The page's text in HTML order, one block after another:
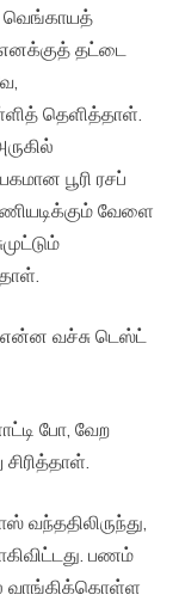
வெங்காயத்
எனக்குத் தட்டை
தெளித்தாள்.
பூரி ரசப்
வேளை
என்ன வச்சு டெஸ்ட்
போ, வேற
வந்ததிலிருந்து,
பணம்
வாங்கிக்கொள்ள